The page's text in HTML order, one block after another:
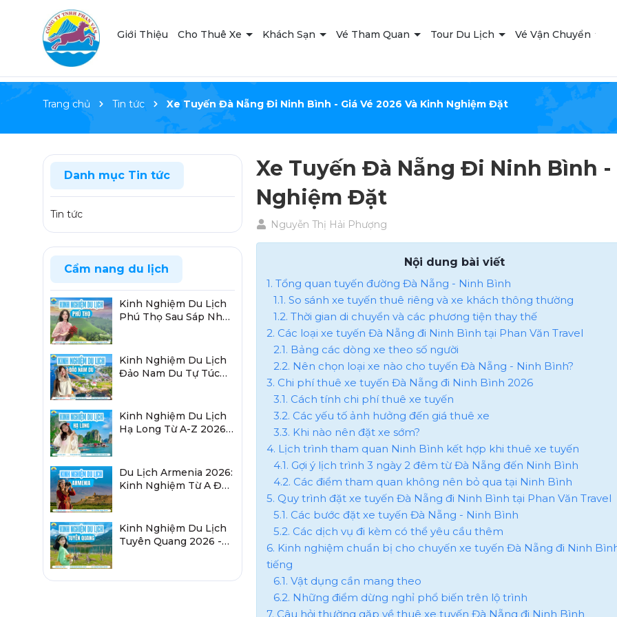
Giới Thiệu Cho Thuê Xe Khách Sạn Vé Tham Quan Tour Du Lịch Vé Vận Chuyển
Trang chủ Tin tức Xe Tuyến Đà Nẵng Đi Ninh Bình - Giá Vé 2026 Và Kinh Nghiệm Đặt
Xe Tuyến Đà Nẵng Đi Ninh Bình -
Nghiệm Đặt
Nguyễn Thị Hải Phượng
Nội dung bài viết
1. Tổng quan tuyến đường Đà Nẵng - Ninh Bình
1.1. So sánh xe tuyến thuê riêng và xe khách thông thường
1.2. Thời gian di chuyển và các phương tiện thay thế
2. Các loại xe tuyến Đà Nẵng đi Ninh Bình tại Phan Văn Travel
2.1. Bảng các dòng xe theo số người
2.2. Nên chọn loại xe nào cho tuyến Đà Nẵng - Ninh Bình?
3. Chi phí thuê xe tuyến Đà Nẵng đi Ninh Bình 2026
3.1. Cách tính chi phí thuê xe tuyến
3.2. Các yếu tố ảnh hưởng đến giá thuê xe
3.3. Khi nào nên đặt xe sớm?
4. Lịch trình tham quan Ninh Bình kết hợp khi thuê xe tuyến
4.1. Gợi ý lịch trình 3 ngày 2 đêm từ Đà Nẵng đến Ninh Bình
4.2. Các điểm tham quan không nên bỏ qua tại Ninh Bình
5. Quy trình đặt xe tuyến Đà Nẵng đi Ninh Bình tại Phan Văn Travel
5.1. Các bước đặt xe tuyến Đà Nẵng - Ninh Bình
5.2. Các dịch vụ đi kèm có thể yêu cầu thêm
6. Kinh nghiệm chuẩn bị cho chuyến xe tuyến Đà Nẵng đi Ninh
tiếng
6.1. Vật dụng cần mang theo
6.2. Những điểm dừng nghỉ phổ biến trên lộ trình
7. Câu hỏi thường gặp về thuê xe tuyến Đà Nẵng đi Ninh Bình
Danh mục Tin tức
Tin tức
Cẩm nang du lịch
Kinh Nghiệm Du Lịch
Phú Thọ Sau Sáp Nhập
Kinh Nghiệm Du Lịch
Đảo Nam Du Tự Túc
Kinh Nghiệm Du Lịch
Hạ Long Từ A-Z 2026:
Du Lịch Armenia 2026:
Kinh Nghiệm Từ A Đến
Kinh Nghiệm Du Lịch
Tuyên Quang 2026 -